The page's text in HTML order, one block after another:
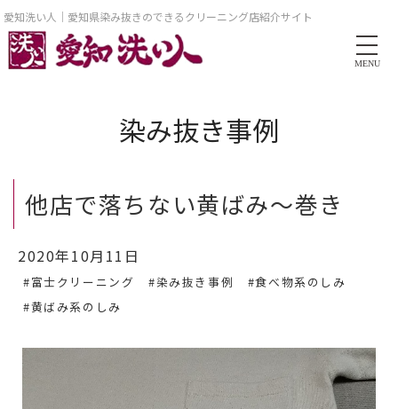
愛知洗い人｜愛知県染み抜きのできるクリーニング店紹介サイト
MENU
染み抜き事例
他店で落ちない黄ばみ～巻き
2020年10月11日
#富士クリーニング #染み抜き事例
#食べ物系のしみ
#黄ばみ系のしみ